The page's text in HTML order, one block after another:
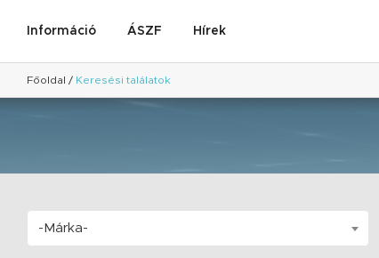
Információ ÁSZF Hírek
Főoldal / Keresési találatok
-Márka-